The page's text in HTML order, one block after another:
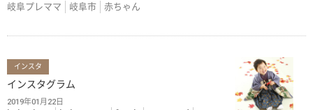
岐阜プレママ
岐阜市 赤ちゃん
インスタ
インスタグラム
2019年01月22日